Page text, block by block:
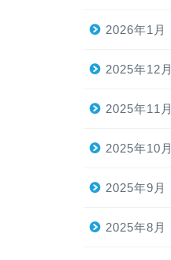
2026年1月
2025年12月
2025年11月
2025年10月
2025年9月
2025年8月